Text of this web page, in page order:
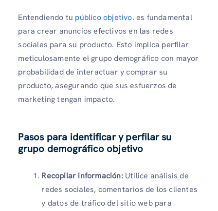
Entendiendo tu público objetivo. es fundamental
para crear anuncios efectivos en las redes
sociales para su producto. Esto implica perfilar
meticulosamente el grupo demográfico con mayor
probabilidad de interactuar y comprar su
producto, asegurando que sus esfuerzos de
marketing tengan impacto.
Pasos para identificar y perfilar su
grupo demográfico objetivo
Recopilar información:Utilice análisis de
redes sociales, comentarios de los clientes
y datos de tráfico del sitio web para